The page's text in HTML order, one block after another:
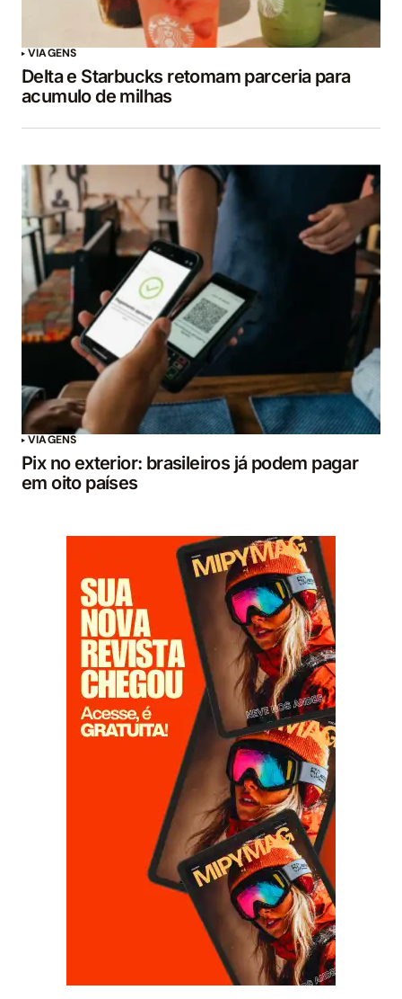
VIAGENS
Delta e Starbucks retomam parceria para
acumulo de milhas
VIAGENS
Pix no exterior: brasileiros já podem pagar
em oito países